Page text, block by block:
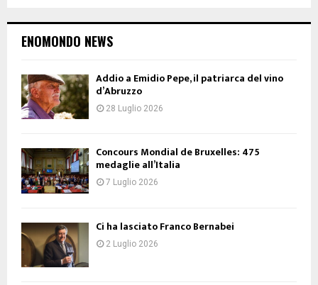
ENOMONDO NEWS
Addio a Emidio Pepe, il patriarca del vino
d’Abruzzo
28 Luglio 2026
Concours Mondial de Bruxelles: 475
medaglie all’Italia
7 Luglio 2026
Ci ha lasciato Franco Bernabei
2 Luglio 2026